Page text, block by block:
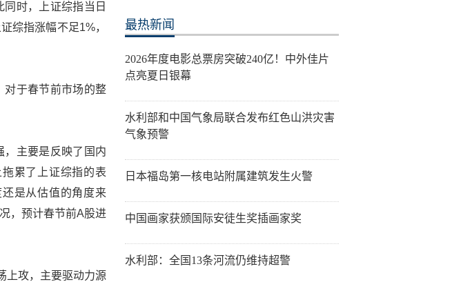
时，上证综指当日
综指涨幅不足1%，
对于春节前市场的整
，主要是反映了国内
累了上证综指的表
是从估值的角度来
，预计春节前A股进
上攻，主要驱动力源
最热新闻
2026年度电影总票房突破240亿！中外佳片
点亮夏日银幕
水利部和中国气象局联合发布红色山洪灾害
气象预警
日本福岛第一核电站附属建筑发生火警
中国画家获颁国际安徒生奖插画家奖
水利部：全国13条河流仍维持超警